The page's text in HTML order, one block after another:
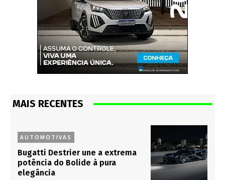
MAIS RECENTES
AUTOMOTIVAS
Bugatti Destrier une a extrema
potência do Bolide à pura
elegância